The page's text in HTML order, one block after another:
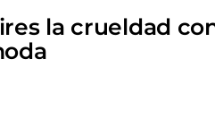
la crueldad